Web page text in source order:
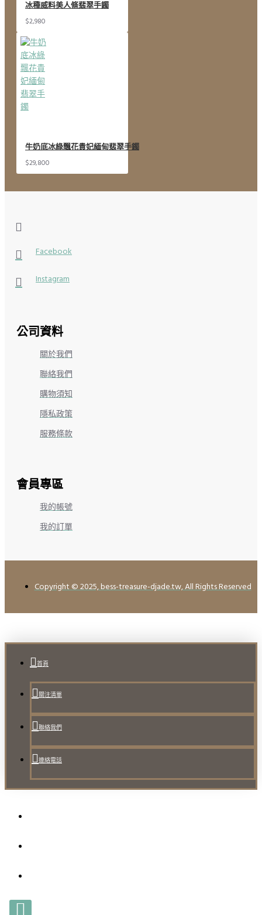
冰種威料美人條翡翠手鐲
$2,980
牛奶底冰綠飄花貴妃緬甸翡翠手鐲
$29,800
Facebook
Instagram
公司資料
關於我們
聯絡我們
購物須知
隱私政策
服務條款
會員專區
我的帳號
我的訂單
Copyright © 2025, bess-treasure-djade.tw, All Rights Reserved
首頁
關注清單
聯絡我們
連絡電話